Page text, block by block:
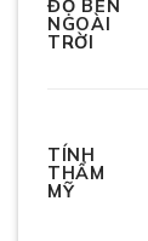
ĐỘ BỀN
NGOÀI
TRỜI
TÍNH
THẨM
MỸ